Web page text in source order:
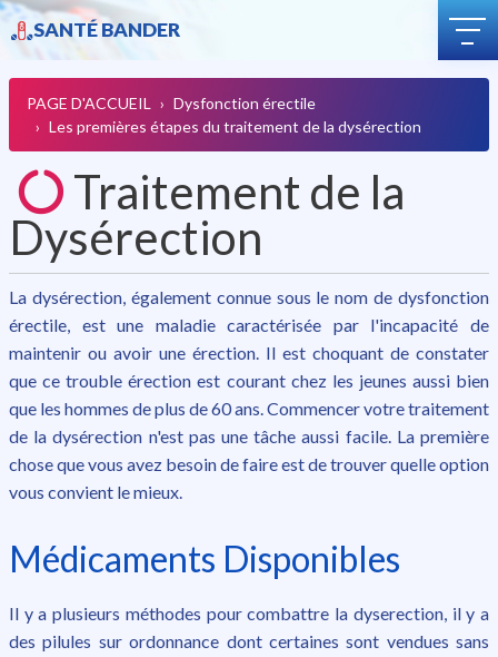
SANTÉ BANDER
QUESTIONS ET RÉPONSES
COMMENT ACHETER
LIVRAISON
BLOG
PAGE D'ACCUEIL
Dysfonction érectile
Les premières étapes du traitement de la dysérection
Traitement de la
Dysérection
La dysérection, également connue sous le nom de dysfonction
érectile, est une maladie caractérisée par l'incapacité de
maintenir ou avoir une érection. Il est choquant de constater
que ce trouble érection est courant chez les jeunes aussi bien
que les hommes de plus de 60 ans. Commencer votre traitement
de la dysérection n'est pas une tâche aussi facile. La première
chose que vous avez besoin de faire est de trouver quelle option
vous convient le mieux.
Médicaments Disponibles
Il y a plusieurs méthodes pour combattre la dyserection, il y a
des pilules sur ordonnance dont certaines sont vendues sans